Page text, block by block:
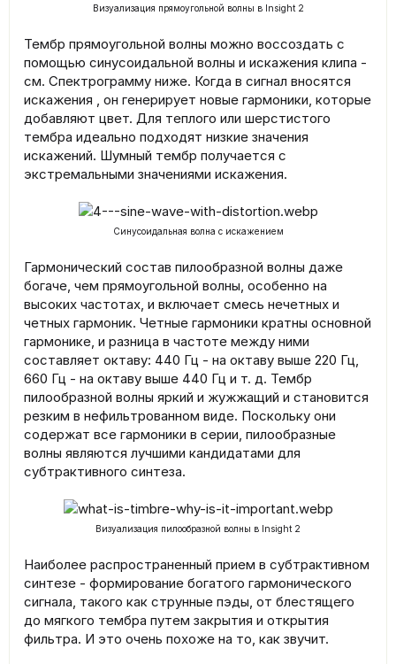
Визуализация прямоугольной волны в Insight 2
Тембр прямоугольной волны можно воссоздать с
помощью синусоидальной волны и искажения клипа -
см. Спектрограмму ниже. Когда в сигнал вносятся
искажения , он генерирует новые гармоники, которые
добавляют цвет. Для теплого или шерстистого
тембра идеально подходят низкие значения
искажений. Шумный тембр получается с
экстремальными значениями искажения.
Синусоидальная волна с искажением
Гармонический состав пилообразной волны даже
богаче, чем прямоугольной волны, особенно на
высоких частотах, и включает смесь нечетных и
четных гармоник. Четные гармоники кратны основной
гармонике, и разница в частоте между ними
составляет октаву: 440 Гц - на октаву выше 220 Гц,
660 Гц - на октаву выше 440 Гц и т. д. Тембр
пилообразной волны яркий и жужжащий и становится
резким в нефильтрованном виде. Поскольку они
содержат все гармоники в серии, пилообразные
волны являются лучшими кандидатами для
субтрактивного синтеза.
Визуализация пилообразной волны в Insight 2
Наиболее распространенный прием в субтрактивном
синтезе - формирование богатого гармонического
сигнала, такого как струнные пэды, от блестящего
до мягкого тембра путем закрытия и открытия
фильтра. И это очень похоже на то, как звучит.